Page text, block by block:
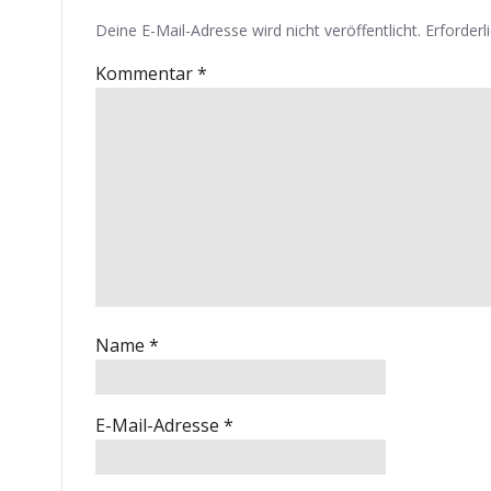
Deine E-Mail-Adresse wird nicht veröffentlicht.
Kommentar*
Name *
E-Mail-Adresse *